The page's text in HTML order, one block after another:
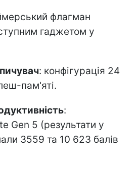
флагман
гаджетом у
: конфігурація 24
пам'яті.
:
Gen 5 (результати у
3559 та 10 623 балів